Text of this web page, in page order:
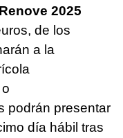
2025
de los
a la
podrán presentar
día hábil tras